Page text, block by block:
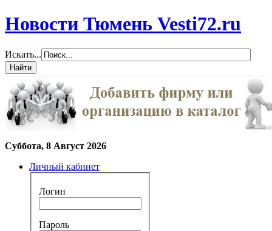
Новости Тюмень Vesti72.ru
Искать...
Суббота, 8 Август 2026
Личный кабинет
Логин
Пароль